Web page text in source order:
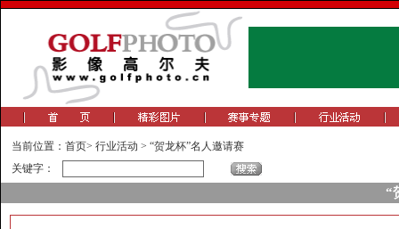
当前位置： 首页> 行业活动 > “贺龙杯”名人邀请赛
关键字：
“